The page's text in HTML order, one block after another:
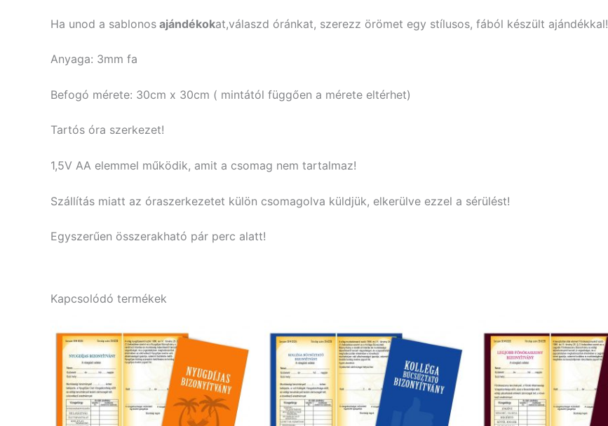
Ha unod a sablonos ajándékokat,válaszd óránkat, szerezz örömet egy stílusos, fából készült ajándékkal!
Anyaga: 3mm fa
Befogó mérete: 30cm x 30cm ( mintától függően a mérete eltérhet)
Tartós óra szerkezet!
1,5V AA elemmel működik, amit a csomag nem tartalmaz!
Szállítás miatt az óraszerkezetet külön csomagolva küldjük, elkerülve ezzel a sérülést!
Egyszerűen összerakható pár perc alatt!
Kapcsolódó termékek